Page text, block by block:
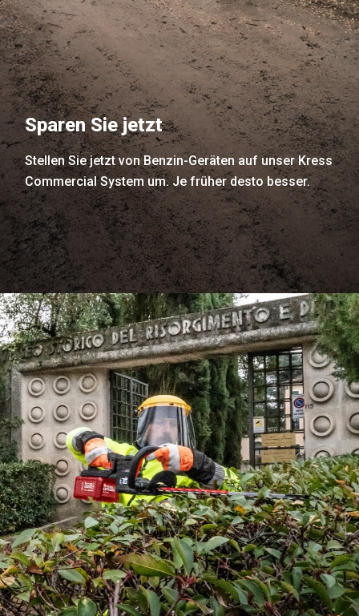
Sparen Sie jetzt
Stellen Sie jetzt von Benzin-Geräten auf unser Kress
Commercial System um. Je früher desto besser.